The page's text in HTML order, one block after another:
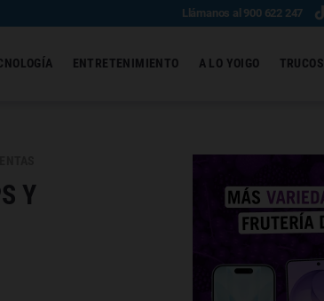
Llámanos al 900 622 247
ENTRETENIMIENTO A LO YOIGO TRUCOS
Y